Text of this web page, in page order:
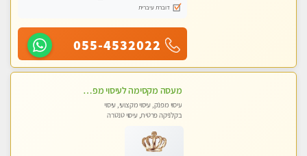
דוברת עיברית
055-4532022
מעסה מקסימה לעיסוי מפנק בכל הגוף , משחרר לחצים , מרפה את השרירים , להנאה מובטחת צלצל עכשיו....גלינה ירושלים טל - 050-2228793
עיסוי מפנק, עיסוי מקצועי, עיסוי
בקלניקה פרטית, עיסוי טנטרה